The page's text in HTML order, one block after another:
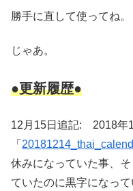
勝手に直して使ってね。
じゃあ。
●更新履歴●
12月15日追記: 2018年
「
休みになっていた事、
ていたのに黒字になっ